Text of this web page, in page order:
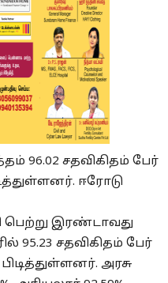
சதவிகிதம் பேர்
ஈரோடு
பெற்று இரண்டாவது
95.23 சதவிகிதம் பேர்
அரசு